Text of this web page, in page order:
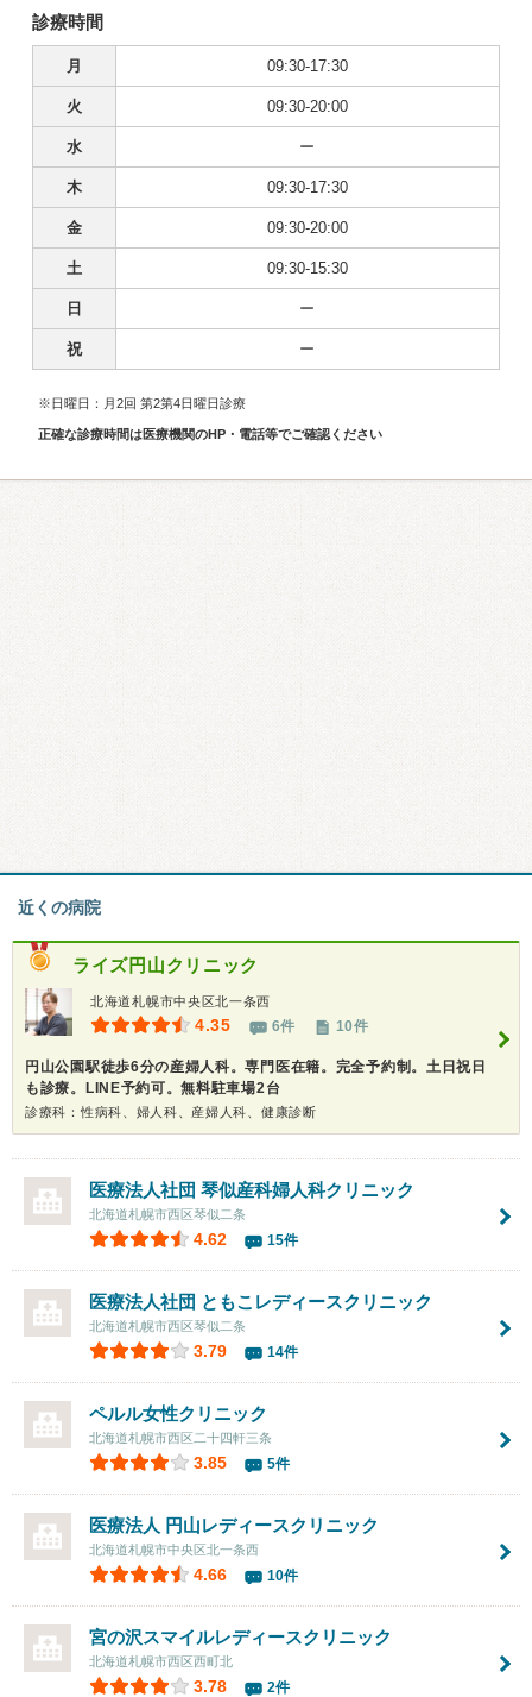
診療時間
月 09:30-17:30
火 09:30-20:00
水 ー
木 09:30-17:30
金 09:30-20:00
土 09:30-15:30
日 ー
祝 ー
※日曜日：月2回 第2第4日曜日診療
正確な診療時間は医療機関のHP・電話等でご確認ください
近くの病院
ライズ円山クリニック
北海道札幌市中央区北一条西
4.35 6件 10件
円山公園駅徒歩6分の産婦人科。専門医在籍。完全予約制。土日祝日
も診療。LINE予約可。無料駐車場2台
診療科：性病科、婦人科、産婦人科、健康診断
医療法人社団 琴似産科婦人科クリニック
北海道札幌市西区琴似二条
4.62 15件
医療法人社団 ともこレディースクリニック
北海道札幌市西区琴似二条
3.79 14件
ペルル女性クリニック
北海道札幌市西区二十四軒三条
3.85 5件
医療法人 円山レディースクリニック
北海道札幌市中央区北一条西
4.66 10件
宮の沢スマイルレディースクリニック
北海道札幌市西区西町北
3.78 2件